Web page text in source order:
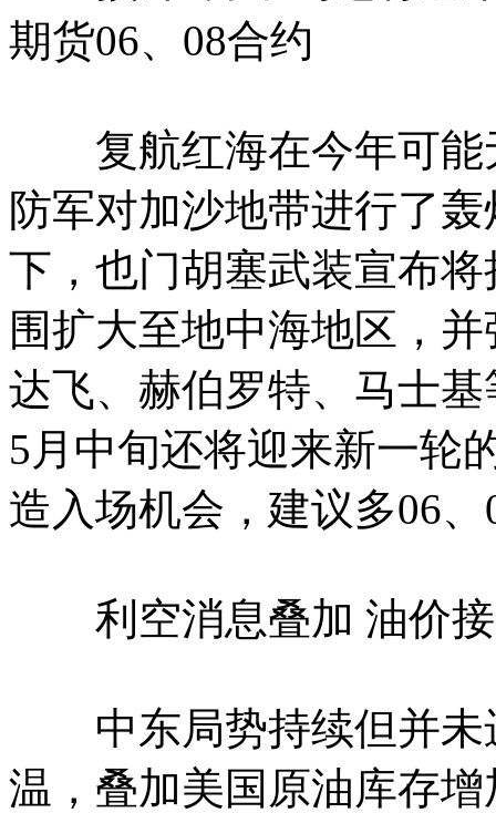
期货06、08合约
复航红海在今年可能
防军对加沙地带进行了
下，也门胡塞武装宣布
围扩大至地中海地区，
达飞、赫伯罗特、马士
5月中旬还将迎来新一轮
造入场机会，建议多06
利空消息叠加 油价接
中东局势持续但并未
温，叠加美国原油库存